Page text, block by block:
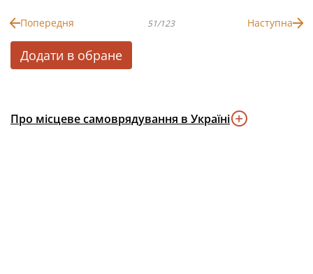
Попередня 51/123 Наступна
Додати в обране
Про місцеве самоврядування в Україні